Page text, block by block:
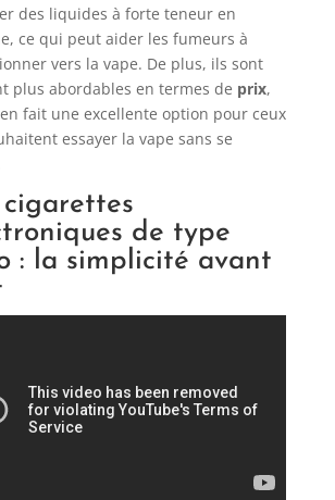
des liquides à forte teneur en
ce qui peut aider les fumeurs à
vers la vape. De plus, ils sont
plus abordables en termes de prix,
fait une excellente option pour ceux
essayer la vape sans se
cigarettes
de type
: la simplicité avant